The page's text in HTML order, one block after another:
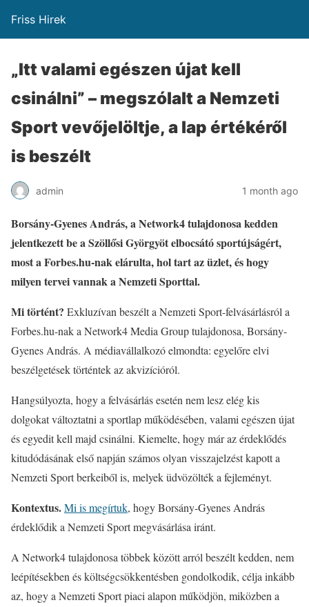
Friss Hirek
„Itt valami egészen újat kell
csinálni” – megszólalt a Nemzeti
Sport vevőjelöltje, a lap értékéről
is beszélt
admin 1 month ago
Borsány-Gyenes András, a Network4 tulajdonosa kedden
jelentkezett be a Szöllősi Györgyöt elbocsátó sportújságért,
most a Forbes.hu-nak elárulta, hol tart az üzlet, és hogy
milyen tervei vannak a Nemzeti Sporttal.
Mi történt? Exkluzívan beszélt a Nemzeti Sport-felvásárlásról a
Forbes.hu-nak a Network4 Media Group tulajdonosa, Borsány-
Gyenes András. A médiavállalkozó elmondta: egyelőre elvi
beszélgetések történtek az akvizícióról.
Hangsúlyozta, hogy a felvásárlás esetén nem lesz elég kis
dolgokat változtatni a sportlap működésében, valami egészen újat
és egyedit kell majd csinálni. Kiemelte, hogy már az érdeklődés
kitudódásának első napján számos olyan visszajelzést kapott a
Nemzeti Sport berkeiből is, melyek üdvözölték a fejleményt.
Kontextus.Mi is megírtuk, hogy Borsány-Gyenes András
érdeklődik a Nemzeti Sport megvásárlása iránt.
A Network4 tulajdonosa többek között arról beszélt kedden, nem
leépítésekben és költségcsökkentésben gondolkodik, célja inkább
az, hogy a Nemzeti Sport piaci alapon működjön, miközben a